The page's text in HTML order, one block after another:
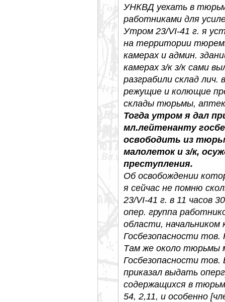
УНКВД уехать в
работниками для
Утром 23/VI-41 г. я
на территории
камерах и админ.
камерах з/к з/к сами
разграбили склад
режущие и колющие
склады тюрьмы,
Тогда утром я дал
мл.лейтенанту
освободить из
малолеток и з/к,
преступления.
Об освобождении
я сейчас не помню
23/VI-41 г. в 11 часов
опер. группа
области,
Госбезопасности
Там же около тюрьмы
Госбезопасности
приказал выдать
содержащихся в
54, 2,11, и особенно